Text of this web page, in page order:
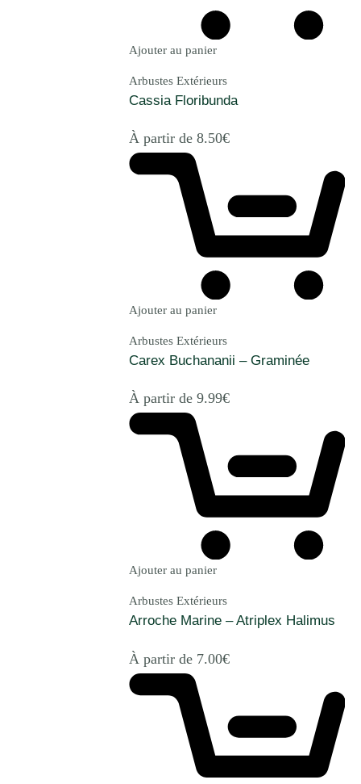
Ajouter au panier
Arbustes Extérieurs
Cassia Floribunda
À partir de 8.50€
Ajouter au panier
Arbustes Extérieurs
Carex Buchananii – Graminée
À partir de 9.99€
Ajouter au panier
Arbustes Extérieurs
Arroche Marine – Atriplex Halimus
À partir de 7.00€